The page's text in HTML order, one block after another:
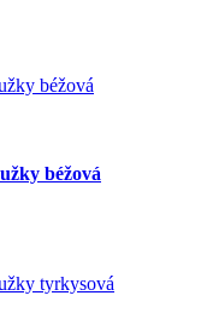
béžová